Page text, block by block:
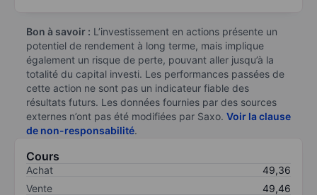
Bon à savoir : L’investissement en actions présente un
potentiel de rendement à long terme, mais implique
également un risque de perte, pouvant aller jusqu’à la
totalité du capital investi. Les performances passées de
cette action ne sont pas un indicateur fiable des
résultats futurs. Les données fournies par des sources
externes n’ont pas été modifiées par Saxo. Voir la clause
de non-responsabilité.
Cours
Achat
49,36
Vente
49,46